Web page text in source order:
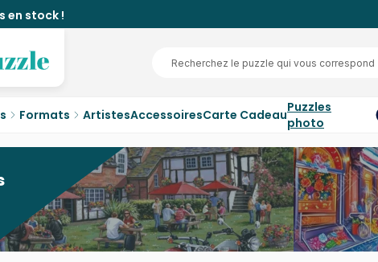
en stock !
Formats ArtistesAccessoiresCarte CadeauPuzzles
photo